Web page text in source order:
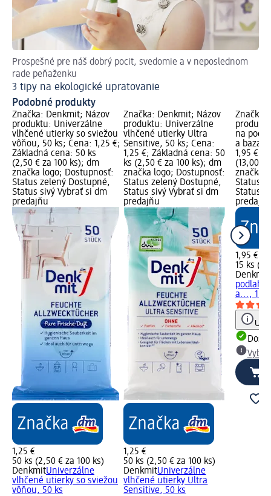
Prospešné pre náš dobrý pocit, svedomie a v neposlednom
rade peňaženku
3 tipy na ekologické upratovanie
Podobné produkty
Značka: Denkmit; Názov
produktu: Univerzálne
vlhčené utierky so sviežou
vôňou, 50 ks; Cena: 1,25 €;
Základná cena: 50 ks
(2,50 € za 100 ks); dm
značka logo; Dostupnosť:
Status zelený Dostupné,
Status sivý Vybrať si dm
predajňu
1,25 €
50 ks (2,50 € za 100 ks)
DenkmitUniverzálne
vlhčené utierky so sviežou
vôňou, 50 ks
Značka: Denkmit; Názov
produktu: Univerzálne
vlhčené utierky Ultra
Sensitive, 50 ks; Cena:
1,25 €; Základná cena: 50
ks (2,50 € za 100 ks); dm
značka logo; Dostupnosť:
Status zelený Dostupné,
Status sivý Vybrať si dm
predajňu
1,25 €
50 ks (2,50 € za 100 ks)
DenkmitUniverzálne
vlhčené utierky Ultra
Sensitive, 50 ks
Značka:
na
a
1,95 €;
(13,00 €
značka
Status
Status
predajňu
1,95 €
15 ks
Denkmit
podlahu
a..., 15